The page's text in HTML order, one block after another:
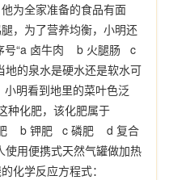
为全家准备的食品有面
，为了营养均衡，小明还
号“a 卤牛肉 b 火腿肠 c
的泉水是硬水还是软水可
明看到地里的菜叶色泛
种化肥，该化肥属于
肥 b 钾肥 c 磷肥 d 复合
使用便携式天然气罐做加热
化学反应方程式：